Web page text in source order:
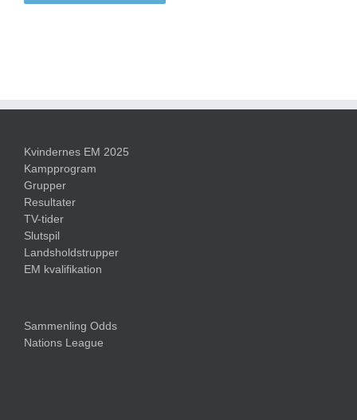
Kvindernes EM 2025
Kampprogram
Grupper
Resultater
TV-tider
Slutspil
Landsholdstrupper
EM kvalifikation
Sammenling Odds
Nations League